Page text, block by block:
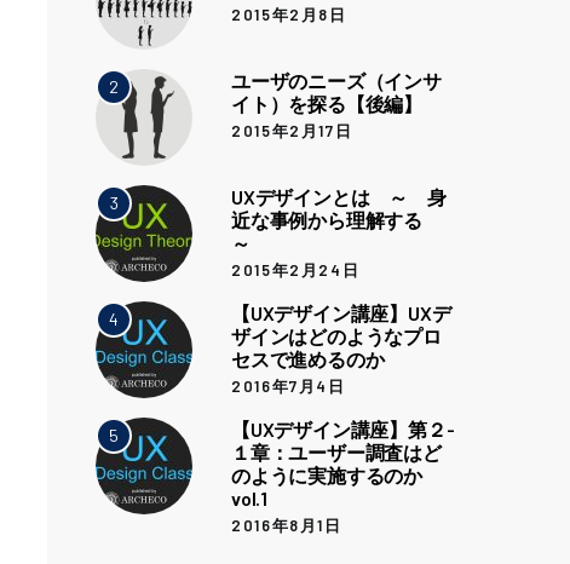
2015年2月8日
2
ユーザのニーズ（インサ
イト）を探る【後編】
2015年2月17日
3
UXデザインとは ～ 身
近な事例から理解する
～
2015年2月24日
4
【UXデザイン講座】UXデ
ザインはどのようなプロ
セスで進めるのか
2016年7月4日
5
【UXデザイン講座】第２-
１章：ユーザー調査はど
のように実施するのか
vol.1
2016年8月1日